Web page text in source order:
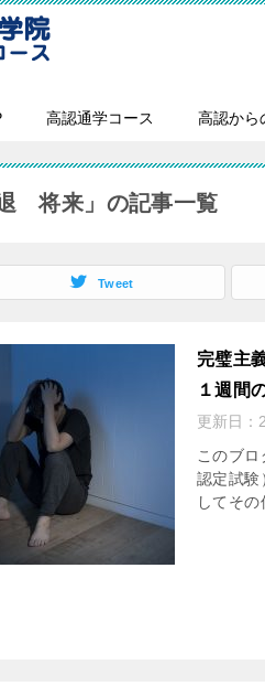
高認通学コース 高認から
退 将来」の記事一覧
Tweet
完璧主
１週間
更新日：
このブ
認定試験
してそ